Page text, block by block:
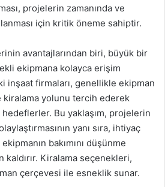
projelerin zamanında ve
için kritik öneme sahiptir.
avantajlarından biri, büyük bir
ekipmana kolayca erişim
inşaat firmaları, genellikle ekipman
kiralama yolunu tercih ederek
Bu yaklaşım, projelerin
yanı sıra, ihtiyaç
bakımını düşünme
Kiralama seçenekleri,
çerçevesi ile esneklik sunar.